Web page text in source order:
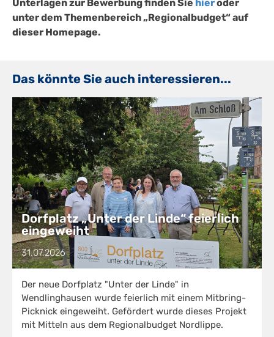
Unterlagen zur Bewerbung finden Sie hieroder
unter dem Themenbereich „Regionalbudget“ auf
dieser Homepage.
Das könnte Sie auch interessieren...
Dorfplatz „Unter der Linde“ feierlich
eingeweiht
31.07.2026
Der neue Dorfplatz "Unter der Linde" in
Wendlinghausen wurde feierlich mit einem Mitbring-
Picknick eingeweiht. Gefördert wurde dieses Projekt
mit Mitteln aus dem Regionalbudget Nordlippe.